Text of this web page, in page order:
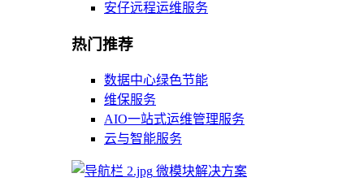
安仔远程运维服务
热门推荐
数据中心绿色节能
维保服务
AIO一站式运维管理服务
云与智能服务
微模块解决方案